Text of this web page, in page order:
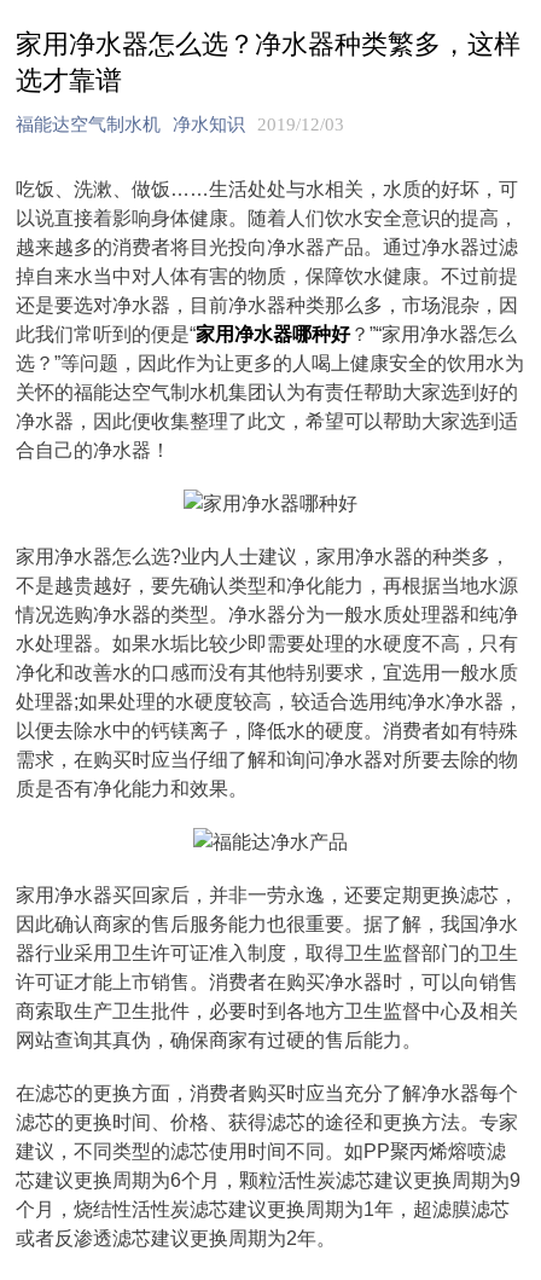
家用净水器怎么选？净水器种类繁多，这样
选才靠谱
福能达空气制水机 净水知识 2019/12/03
吃饭、洗漱、做饭……生活处处与水相关，水质的好坏，可
以说直接着影响身体健康。随着人们饮水安全意识的提高，
越来越多的消费者将目光投向净水器产品。通过净水器过滤
掉自来水当中对人体有害的物质，保障饮水健康。不过前提
还是要选对净水器，目前净水器种类那么多，市场混杂，因
此我们常听到的便是“家用净水器哪种好？”“家用净水器怎么
选？”等问题，因此作为让更多的人喝上健康安全的饮用水为
关怀的福能达空气制水机集团认为有责任帮助大家选到好的
净水器，因此便收集整理了此文，希望可以帮助大家选到适
合自己的净水器！
家用净水器怎么选?业内人士建议，家用净水器的种类多，
不是越贵越好，要先确认类型和净化能力，再根据当地水源
情况选购净水器的类型。净水器分为一般水质处理器和纯净
水处理器。如果水垢比较少即需要处理的水硬度不高，只有
净化和改善水的口感而没有其他特别要求，宜选用一般水质
处理器;如果处理的水硬度较高，较适合选用纯净水净水器，
以便去除水中的钙镁离子，降低水的硬度。消费者如有特殊
需求，在购买时应当仔细了解和询问净水器对所要去除的物
质是否有净化能力和效果。
家用净水器买回家后，并非一劳永逸，还要定期更换滤芯，
因此确认商家的售后服务能力也很重要。据了解，我国净水
器行业采用卫生许可证准入制度，取得卫生监督部门的卫生
许可证才能上市销售。消费者在购买净水器时，可以向销售
商索取生产卫生批件，必要时到各地方卫生监督中心及相关
网站查询其真伪，确保商家有过硬的售后能力。
在滤芯的更换方面，消费者购买时应当充分了解净水器每个
滤芯的更换时间、价格、获得滤芯的途径和更换方法。专家
建议，不同类型的滤芯使用时间不同。如PP聚丙烯熔喷滤
芯建议更换周期为6个月，颗粒活性炭滤芯建议更换周期为9
个月，烧结性活性炭滤芯建议更换周期为1年，超滤膜滤芯
或者反渗透滤芯建议更换周期为2年。